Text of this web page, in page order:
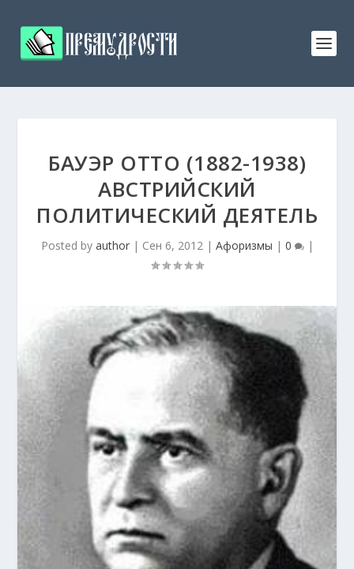
БАУЭР ОТТО (1882-1938)
АВСТРИЙСКИЙ
ПОЛИТИЧЕСКИЙ ДЕЯТЕЛЬ
Posted by author| Сен 6, 2012| Афоризмы | 0 |